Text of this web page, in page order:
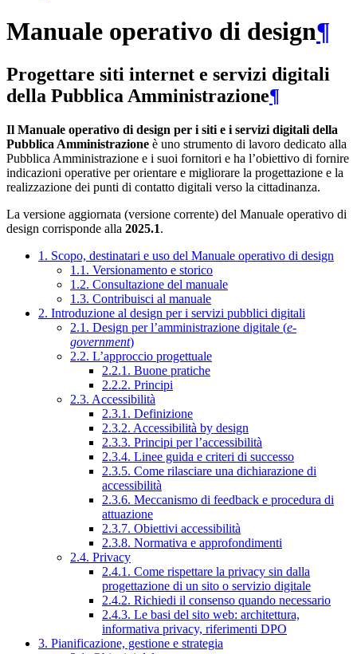
Manuale operativo di design¶
Progettare siti internet e servizi digitali
della Pubblica Amministrazione¶
Il Manuale operativo di design per i siti e i servizi digitali della
Pubblica Amministrazione è uno strumento di lavoro dedicato alla
Pubblica Amministrazione e i suoi fornitori e ha l’obiettivo di fornire
indicazioni operative per orientare e migliorare la progettazione e la
realizzazione dei punti di contatto digitali verso la cittadinanza.
La versione aggiornata (versione corrente) del Manuale operativo di
design corrisponde alla 2025.1.
1. Scopo, destinatari e uso del Manuale operativo di design
1.1. Versionamento e storico
1.2. Consultazione del manuale
1.3. Contribuisci al manuale
2. Introduzione al design per i servizi pubblici digitali
2.1. Design per l’amministrazione digitale (e-
government)
2.2. L’approccio progettuale
2.2.1. Buone pratiche
2.2.2. Principi
2.3. Accessibilità
2.3.1. Definizione
2.3.2. Accessibilità by design
2.3.3. Principi per l’accessibilità
2.3.4. Linee guida e criteri di successo
2.3.5. Come rilasciare una dichiarazione di
accessibilità
2.3.6. Meccanismo di feedback e procedura di
attuazione
2.3.7. Obiettivi accessibilità
2.3.8. Normativa e approfondimenti
2.4. Privacy
2.4.1. Come rispettare la privacy sin dalla
progettazione di un sito o servizio digitale
2.4.2. Richiedi il consenso quando necessario
2.4.3. Le basi del sito web: architettura,
informativa privacy, riferimenti DPO
3. Pianificazione, gestione e strategia